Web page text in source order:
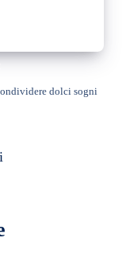
dolci sogni